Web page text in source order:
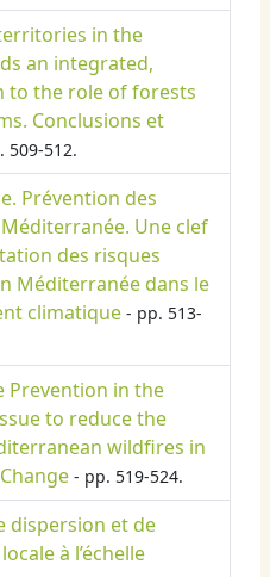
in the
an integrated,
to the role of forests
Conclusions et
509-512.
Prévention des
Une clef
des risques
Méditerranée dans le
climatique - pp. 513-
Prevention in the
to reduce the
wildfires in
- pp. 519-524.
dispersion et de
à l’échelle